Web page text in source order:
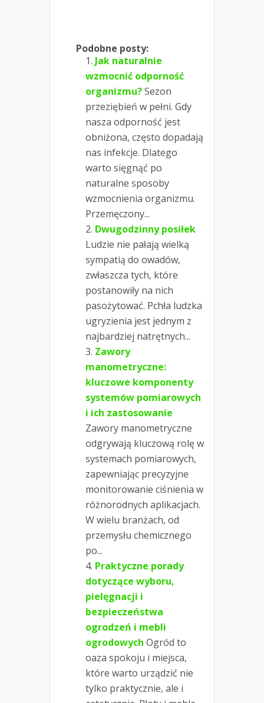
Podobne posty:
Jak naturalnie
wzmocnić odporność
organizmu?Sezon
przeziębień w pełni. Gdy
nasza odporność jest
obniżona, często dopadają
nas infekcje. Dlatego
warto sięgnąć po
naturalne sposoby
wzmocnienia organizmu.
Przemęczony...
Dwugodzinny posiłek
Ludzie nie pałają wielką
sympatią do owadów,
zwłaszcza tych, które
postanowiły na nich
pasożytować. Pchła ludzka
ugryzienia jest jednym z
najbardziej natrętnych...
Zawory
manometryczne:
kluczowe komponenty
systemów pomiarowych
i ich zastosowanie
Zawory manometryczne
odgrywają kluczową rolę w
systemach pomiarowych,
zapewniając precyzyjne
monitorowanie ciśnienia w
różnorodnych aplikacjach.
W wielu branżach, od
przemysłu chemicznego
po...
Praktyczne porady
dotyczące wyboru,
pielęgnacji i
bezpieczeństwa
ogrodzeń i mebli
ogrodowych Ogród to
oaza spokoju i miejsca,
które warto urządzić nie
tylko praktycznie, ale i